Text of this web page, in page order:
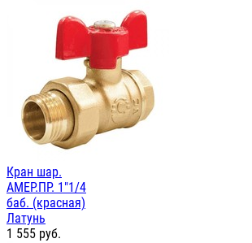
Кран шар.
АМЕР.ПР. 1"1/4
баб. (красная)
Латунь
1 555 руб.